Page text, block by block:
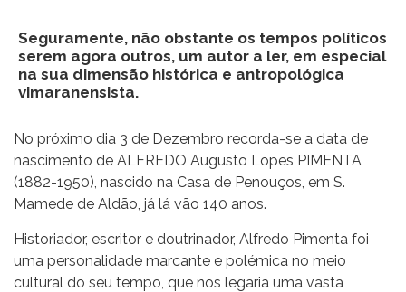
Seguramente, não obstante os tempos políticos
serem agora outros, um autor a ler, em especial
na sua dimensão histórica e antropológica
vimaranensista.
No próximo dia 3 de Dezembro recorda-se a data de
nascimento de ALFREDO Augusto Lopes PIMENTA
(1882-1950), nascido na Casa de Penouços, em S.
Mamede de Aldão, já lá vão 140 anos.
Historiador, escritor e doutrinador, Alfredo Pimenta foi
uma personalidade marcante e polémica no meio
cultural do seu tempo, que nos legaria uma vasta